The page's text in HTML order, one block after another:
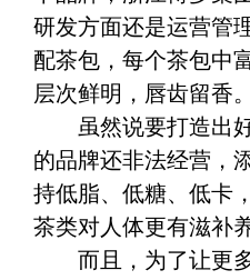
研发方面还是运营管
配茶包，每个茶包中
层次鲜明，唇齿留香。
虽然说要打造出好
的品牌还非法经营，
持低脂、低糖、低卡
茶类对人体更有滋补
而且，为了让更多